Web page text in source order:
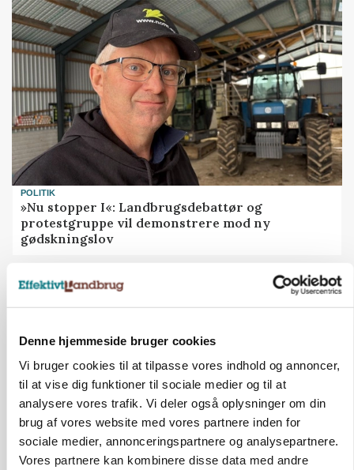
Denne hjemmeside bruger cookies
Vi bruger cookies til at tilpasse vores indhold og annoncer,
til at vise dig funktioner til sociale medier og til at
analysere vores trafik. Vi deler også oplysninger om din
brug af vores website med vores partnere inden for
sociale medier, annonceringspartnere og analysepartnere.
Vores partnere kan kombinere disse data med andre
POLITIK
»Nu stopper I«: Landbrugsdebattør og
protestgruppe vil demonstrere mod ny
gødskningslov